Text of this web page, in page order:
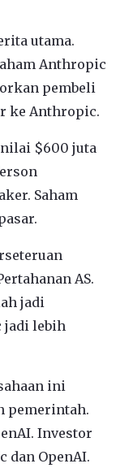
utama.
Anthropic
pembeli
ke Anthropic.
$600 juta
Saham
AS.
jadi
jadi lebih
ini
pemerintah.
Investor
OpenAI.